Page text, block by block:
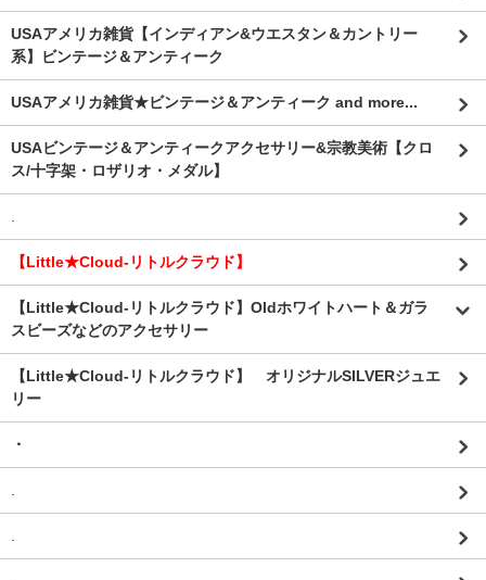
USAアメリカ雑貨【インディアン&ウエスタン＆カントリー
系】ビンテージ＆アンティーク
USAアメリカ雑貨★ビンテージ＆アンティーク and more...
USAビンテージ＆アンティークアクセサリー&宗教美術【クロ
ス/十字架・ロザリオ・メダル】
【Little★Cloud-リトルクラウド】
【Little★Cloud-リトルクラウド】Oldホワイトハート＆ガラ
スビーズなどのアクセサリー
【Little★Cloud-リトルクラウド】 オリジナルSILVERジュエ
リー
・